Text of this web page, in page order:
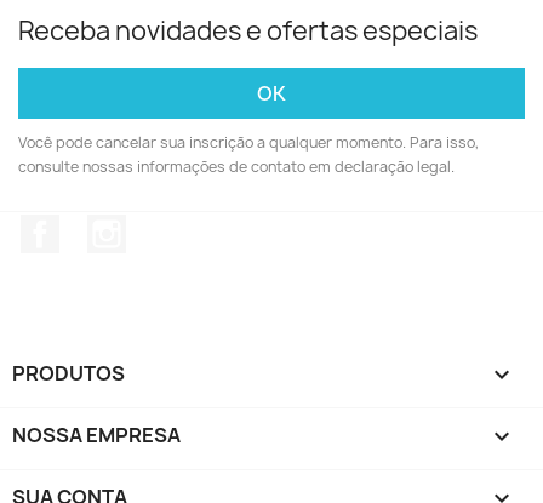
Receba novidades e ofertas especiais
Você pode cancelar sua inscrição a qualquer momento. Para isso,
consulte nossas informações de contato em declaração legal.
PRODUTOS 
NOSSA EMPRESA 
SUA CONTA